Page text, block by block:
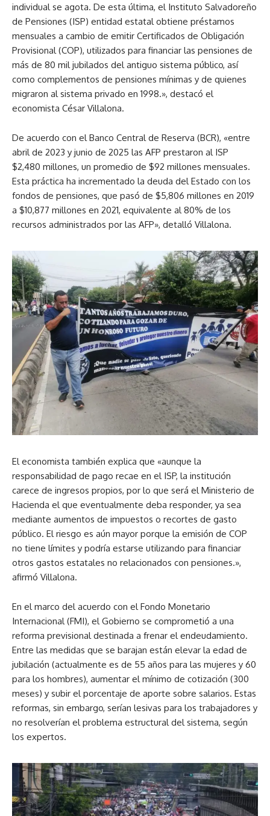
individual se agota. De esta última, el Instituto Salvadoreño
de Pensiones (ISP) entidad estatal obtiene préstamos
mensuales a cambio de emitir Certificados de Obligación
Provisional (COP), utilizados para financiar las pensiones de
más de 80 mil jubilados del antiguo sistema público, así
como complementos de pensiones mínimas y de quienes
migraron al sistema privado en 1998.», destacó el
economista César Villalona.
De acuerdo con el Banco Central de Reserva (BCR), «entre
abril de 2023 y junio de 2025 las AFP prestaron al ISP
$2,480 millones, un promedio de $92 millones mensuales.
Esta práctica ha incrementado la deuda del Estado con los
fondos de pensiones, que pasó de $5,806 millones en 2019
a $10,877 millones en 2021, equivalente al 80% de los
recursos administrados por las AFP», detalló Villalona.
El economista también explica que «aunque la
responsabilidad de pago recae en el ISP, la institución
carece de ingresos propios, por lo que será el Ministerio de
Hacienda el que eventualmente deba responder, ya sea
mediante aumentos de impuestos o recortes de gasto
público. El riesgo es aún mayor porque la emisión de COP
no tiene límites y podría estarse utilizando para financiar
otros gastos estatales no relacionados con pensiones.»,
afirmó Villalona.
En el marco del acuerdo con el Fondo Monetario
Internacional (FMI), el Gobierno se comprometió a una
reforma previsional destinada a frenar el endeudamiento.
Entre las medidas que se barajan están elevar la edad de
jubilación (actualmente es de 55 años para las mujeres y 60
para los hombres), aumentar el mínimo de cotización (300
meses) y subir el porcentaje de aporte sobre salarios. Estas
reformas, sin embargo, serían lesivas para los trabajadores y
no resolverían el problema estructural del sistema, según
los expertos.